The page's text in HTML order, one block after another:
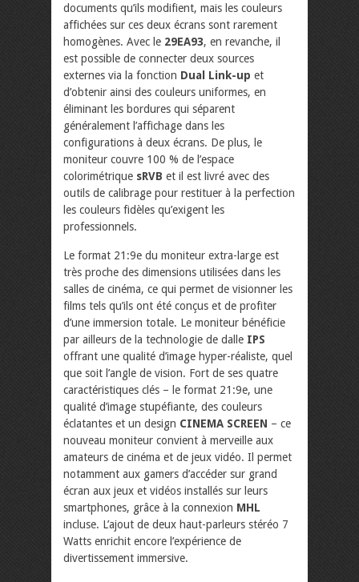
documents qu’ils modifient, mais les couleurs
affichées sur ces deux écrans sont rarement
homogènes. Avec le 29EA93, en revanche, il
est possible de connecter deux sources
externes via la fonction Dual Link-up et
d’obtenir ainsi des couleurs uniformes, en
éliminant les bordures qui séparent
généralement l’affichage dans les
configurations à deux écrans. De plus, le
moniteur couvre 100 % de l’espace
colorimétrique sRVB et il est livré avec des
outils de calibrage pour restituer à la perfection
les couleurs fidèles qu’exigent les
professionnels.
Le format 21:9e du moniteur extra-large est
très proche des dimensions utilisées dans les
salles de cinéma, ce qui permet de visionner les
films tels qu’ils ont été conçus et de profiter
d’une immersion totale. Le moniteur bénéficie
par ailleurs de la technologie de dalle IPS
offrant une qualité d’image hyper-réaliste, quel
que soit l’angle de vision. Fort de ses quatre
caractéristiques clés – le format 21:9e, une
qualité d’image stupéfiante, des couleurs
éclatantes et un design CINEMA SCREEN – ce
nouveau moniteur convient à merveille aux
amateurs de cinéma et de jeux vidéo. Il permet
notamment aux gamers d’accéder sur grand
écran aux jeux et vidéos installés sur leurs
smartphones, grâce à la connexion MHL
incluse. L’ajout de deux haut-parleurs stéréo 7
Watts enrichit encore l’expérience de
divertissement immersive.